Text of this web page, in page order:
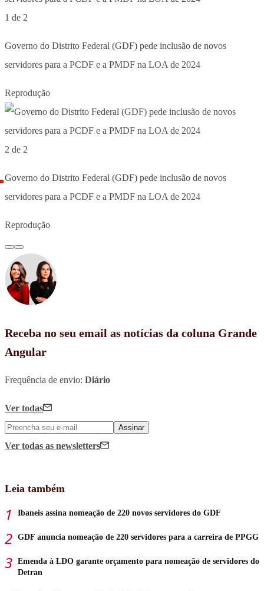
1 de 2
Governo do Distrito Federal (GDF) pede inclusão de novos
servidores para a PCDF e a PMDF na LOA de 2024
Reprodução
2 de 2
Governo do Distrito Federal (GDF) pede inclusão de novos
servidores para a PCDF e a PMDF na LOA de 2024
Reprodução
Receba no seu email as notícias da coluna Grande
Angular
Frequência de envio: Diário
Ver todas
Assinar
Ver todas as newsletters
Leia também
Ibaneis assina nomeação de 220 novos servidores do GDF
GDF anuncia nomeação de 220 servidores para a carreira de PPGG
Emenda à LDO garante orçamento para nomeação de servidores do
Detran